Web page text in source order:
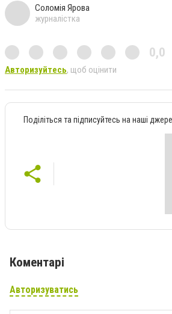
Соломія Ярова
журналістка
0,0
Авторизуйтесь, щоб оцінити
Поділіться та підписуйтесь на наші
Коментарі
Авторизуватись